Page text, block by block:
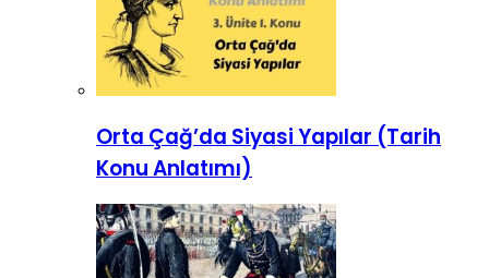
Orta Çağ’da Siyasi Yapılar (Tarih
Konu Anlatımı)